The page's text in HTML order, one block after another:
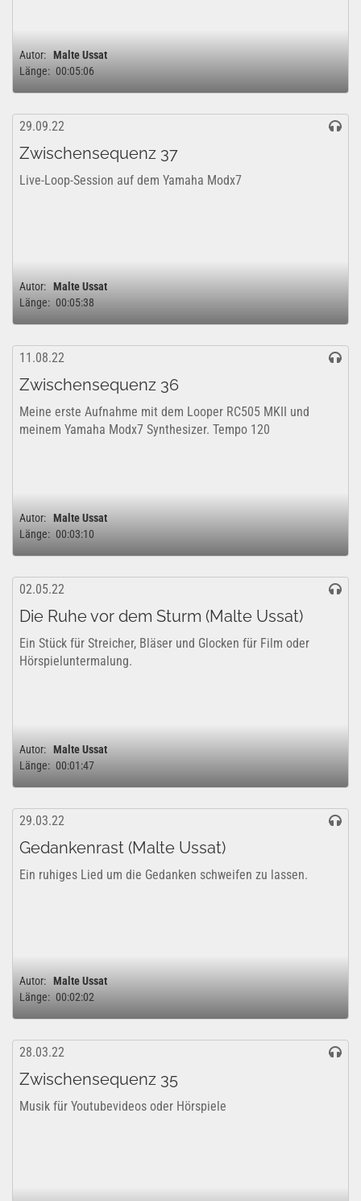
Autor: Malte Ussat
Länge: 00:05:06
29.09.22
Zwischensequenz 37
Live-Loop-Session auf dem Yamaha Modx7
Autor: Malte Ussat
Länge: 00:05:38
11.08.22
Zwischensequenz 36
Meine erste Aufnahme mit dem Looper RC505 MKII und
meinem Yamaha Modx7 Synthesizer. Tempo 120
Autor: Malte Ussat
Länge: 00:03:10
02.05.22
Die Ruhe vor dem Sturm (Malte Ussat)
Ein Stück für Streicher, Bläser und Glocken für Film oder
Hörspieluntermalung.
Autor: Malte Ussat
Länge: 00:01:47
29.03.22
Gedankenrast (Malte Ussat)
Ein ruhiges Lied um die Gedanken schweifen zu lassen.
Autor: Malte Ussat
Länge: 00:02:02
28.03.22
Zwischensequenz 35
Musik für Youtubevideos oder Hörspiele